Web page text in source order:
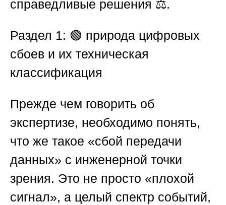
справедливые решения ⚖️.
Раздел 1: 🟢 природа цифровых
сбоев и их техническая
классификация
Прежде чем говорить об
экспертизе, необходимо понять,
что же такое «сбой передачи
данных» с инженерной точки
зрения. Это не просто «плохой
сигнал», а целый спектр событий,